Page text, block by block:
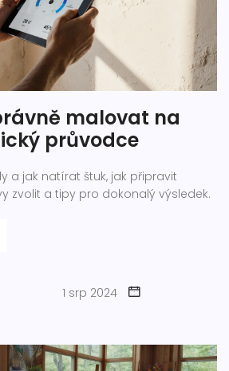
malovat na
průvodce
a jak natírat štuk, jak připravit
zvolit a tipy pro dokonalý výsledek.
1 srp 2024